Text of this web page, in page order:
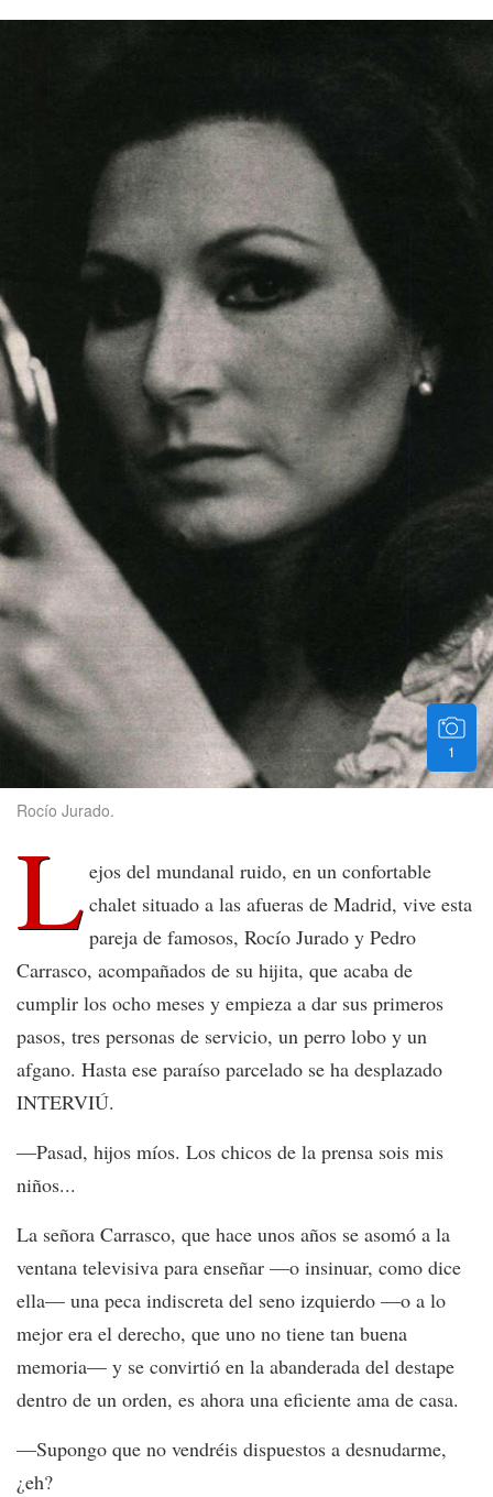
1
Rocío Jurado.
L ejos del mundanal ruido, en un confortable
chalet situado a las afueras de Madrid, vive esta
pareja de famosos, Rocío Jurado y Pedro
Carrasco, acompañados de su hijita, que acaba de
cumplir los ocho meses y empieza a dar sus primeros
pasos, tres personas de servicio, un perro lobo y un
afgano. Hasta ese paraíso parcelado se ha desplazado
INTERVIÚ.
—Pasad, hijos míos. Los chicos de la prensa sois mis
niños...
La señora Carrasco, que hace unos años se asomó a la
ventana televisiva para enseñar —o insinuar, como dice
ella— una peca indiscreta del seno izquierdo —o a lo
mejor era el derecho, que uno no tiene tan buena
memoria— y se convirtió en la abanderada del destape
dentro de un orden, es ahora una eficiente ama de casa.
—Supongo que no vendréis dispuestos a desnudarme,
¿eh?